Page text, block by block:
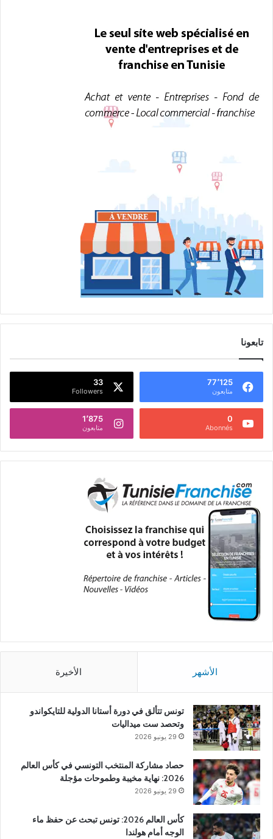
تابعونا
77٬125
متابعون
33
Followers
0
Abonnés
1٬875
متابعون
الأشهر الأخيرة
تونس تتألق في دورة أستانا الدولية للتايكواندو
وتحصد ست ميداليات
29 يونيو 2026
حصاد مشاركة المنتخب التونسي في كأس العالم
2026: نهاية مخيبة وطموحات مؤجلة
29 يونيو 2026
كأس العالم 2026: تونس تبحث عن حفظ ماء
الوجه أمام هولندا